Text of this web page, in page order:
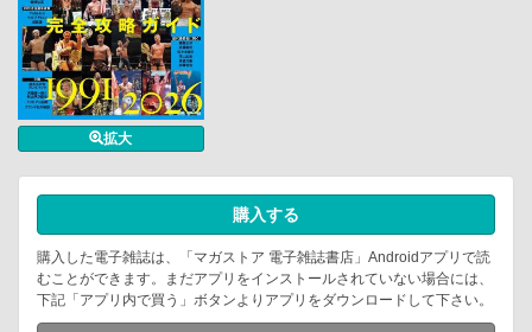
拡大
購入する
購入した電子雑誌は、「マガストア 電子雑誌書店」Androidアプリで読
むことができます。まだアプリをインストールされていない場合には、
下記「アプリ内で買う」ボタンよりアプリをダウンロードして下さい。